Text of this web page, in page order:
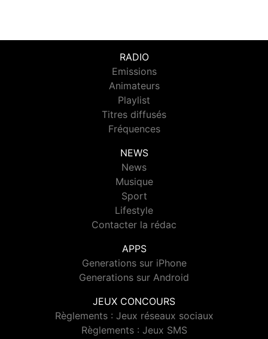
RADIO
Emissions
Animateurs
Playlist
Titres diffusés
Fréquences
NEWS
News
Musique
Sport
Lifestyle
Contacter la rédac
APPS
Generations sur iPhone
Generations sur Android
JEUX CONCOURS
Règlements : Jeux réseaux sociaux
Règlements : Jeux SMS